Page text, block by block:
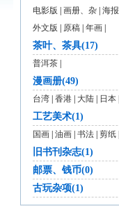
电影版
画册、杂 海报
外文版
原稿 年画
茶叶、茶具(17)
普洱茶
漫画册(49)
台湾 香港 大陆 日本
工艺美术(1)
国画 油画 书法 剪纸
旧书刊杂志(1)
邮票、钱币(0)
古玩杂项(1)